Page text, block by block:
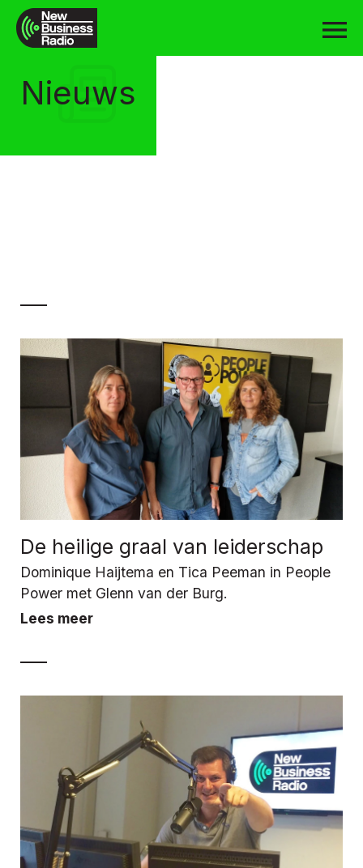
Nieuws
De heilige graal van leiderschap
Dominique Haijtema en Tica Peeman in People
Power met Glenn van der Burg.
Lees meer